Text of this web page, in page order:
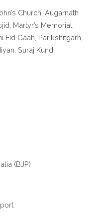
Church, Augarnath
Martyr’s Memorial,
Eid Gaah, Parikshitgarh,
Suraj Kund
(BJP)